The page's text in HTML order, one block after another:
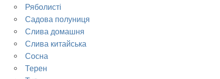
Ряболисті
Садова полуниця
Слива домашня
Слива китайська
Сосна
Терен